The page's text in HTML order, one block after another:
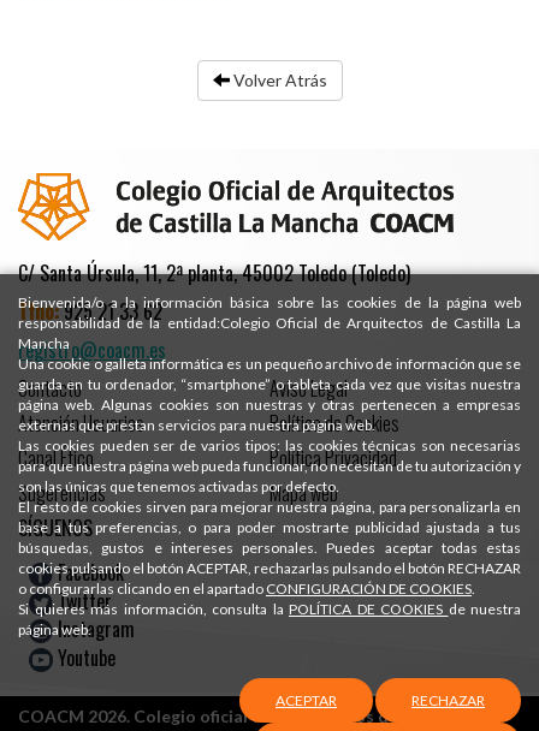
Volver Atrás
C/ Santa Úrsula, 11, 2ª planta, 45002 Toledo (Toledo)
Tfno:925 21 33 62
registro@coacm.es
Contacto
Atención Usuarios
Canal Ético
Sugerencias
Aviso Legal
Política de Cookies
Política Privacidad
Mapa web
SÍGUENOS
Facebook
Twitter
Instagram
Youtube
COACM 2026. Colegio oficial de Arquitectos de Castilla-La
Bienvenida/o a la información básica sobre las cookies de la página web
responsabilidad de la entidad:Colegio Oficial de Arquitectos de Castilla La
Mancha
Una cookie o galleta informática es un pequeño archivo de información que se
guarda en tu ordenador, “smartphone” o tableta cada vez que visitas nuestra
página web. Algunas cookies son nuestras y otras pertenecen a empresas
externas que prestan servicios para nuestra página web.
Las cookies pueden ser de varios tipos: las cookies técnicas son necesarias
para que nuestra página web pueda funcionar, no necesitan de tu autorización y
son las únicas que tenemos activadas por defecto.
El resto de cookies sirven para mejorar nuestra página, para personalizarla en
base a tus preferencias, o para poder mostrarte publicidad ajustada a tus
búsquedas, gustos e intereses personales. Puedes aceptar todas estas
cookies pulsando el botón ACEPTAR, rechazarlas pulsando el botón RECHAZAR
o configurarlas clicando en el apartado CONFIGURACIÓN DE COOKIES.
Si quieres más información, consulta la POLÍTICA DE COOKIES de nuestra
página web.
ACEPTAR RECHAZAR